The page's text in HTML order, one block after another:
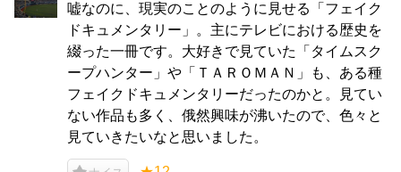
嘘なのに、現実のことのように見せる「フェイク
ドキュメンタリー」。主にテレビにおける歴史を
綴った一冊です。大好きで見ていた「タイムスク
ープハンター」や「ＴＡＲＯＭＡＮ」も、ある種
フェイクドキュメンタリーだったのかと。見てい
ない作品も多く、俄然興味が沸いたので、色々と
見ていきたいなと思いました。